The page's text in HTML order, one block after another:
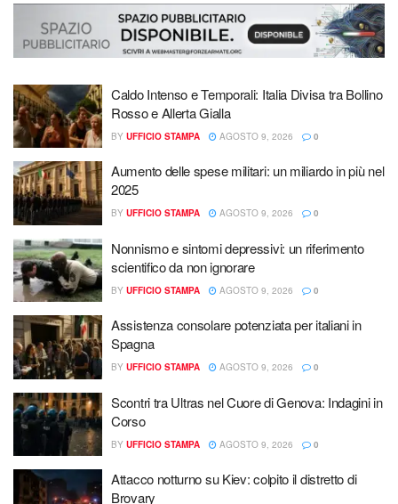
Caldo Intenso e Temporali: Italia Divisa tra Bollino
Rosso e Allerta Gialla
BY UFFICIO STAMPA AGOSTO 9, 2026 0
Aumento delle spese militari: un miliardo in più nel
2025
BY UFFICIO STAMPA AGOSTO 9, 2026 0
Nonnismo e sintomi depressivi: un riferimento
scientifico da non ignorare
BY UFFICIO STAMPA AGOSTO 9, 2026 0
Assistenza consolare potenziata per italiani in
Spagna
BY UFFICIO STAMPA AGOSTO 9, 2026 0
Scontri tra Ultras nel Cuore di Genova: Indagini in
Corso
BY UFFICIO STAMPA AGOSTO 9, 2026 0
Attacco notturno su Kiev: colpito il distretto di
Brovary